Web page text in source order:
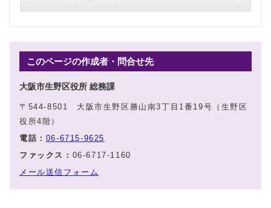
このページの作成者・問合せ先
大阪市生野区役所 総務課
〒544-8501 大阪市生野区勝山南3丁目1番19号（生野区
役所4階）
電話： 06-6715-9625
ファックス： 06-6717-1160
メール送信フォーム